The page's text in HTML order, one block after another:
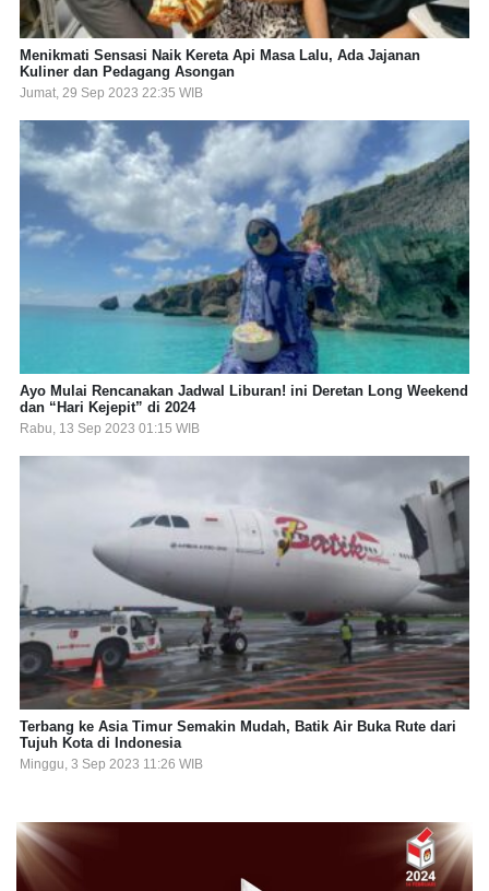
Menikmati Sensasi Naik Kereta Api Masa Lalu, Ada Jajanan
Kuliner dan Pedagang Asongan
Jumat, 29 Sep 2023 22:35 WIB
Ayo Mulai Rencanakan Jadwal Liburan! ini Deretan Long Weekend
dan “Hari Kejepit” di 2024
Rabu, 13 Sep 2023 01:15 WIB
Terbang ke Asia Timur Semakin Mudah, Batik Air Buka Rute dari
Tujuh Kota di Indonesia
Minggu, 3 Sep 2023 11:26 WIB